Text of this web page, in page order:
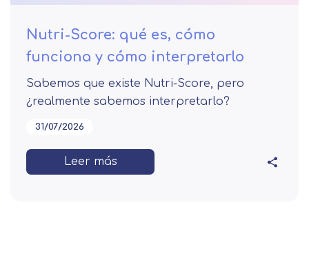
Nutri-Score: qué es, cómo
funciona y cómo interpretarlo
Sabemos que existe Nutri-Score, pero
¿realmente sabemos interpretarlo?
31/07/2026
Leer más